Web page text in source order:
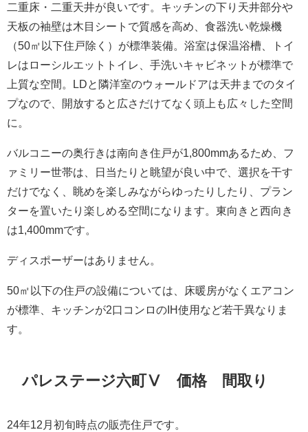
二重床・二重天井が良いです。キッチンの下り天井部分や
天板の袖壁は木目シートで質感を高め、食器洗い乾燥機
（50㎡以下住戸除く）が標準装備。浴室は保温浴槽、トイ
レはローシルエットトイレ、手洗いキャビネットが標準で
上質な空間。LDと隣洋室のウォールドアは天井までのタイ
プなので、開放すると広さだけてなく頭上も広々した空間
に。
バルコニーの奥行きは南向き住戸が1,800mmあるため、フ
ァミリー世帯は、日当たりと眺望が良い中で、選択を干す
だけでなく、眺めを楽しみながらゆったりしたり、プラン
ターを置いたり楽しめる空間になります。東向きと西向き
は1,400mmです。
ディスポーザーはありません。
50㎡以下の住戸の設備については、床暖房がなくエアコン
が標準、キッチンが2口コンロのIH使用など若干異なりま
す。
パレステージ六町Ⅴ 価格 間取り
24年12月初旬時点の販売住戸です。